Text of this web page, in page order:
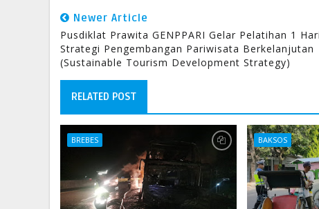
Newer Article
Pusdiklat Prawita GENPPARI Gelar Pelatihan 1
Strategi Pengembangan Pariwisata Berkelanjutan
(Sustainable Tourism Development Strategy)
RELATED POST
BREBES BAKSOS